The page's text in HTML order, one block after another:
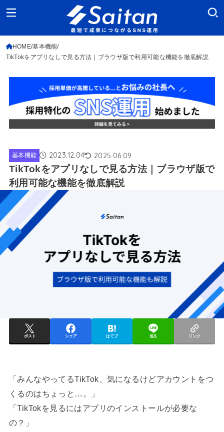
HOME 基本機能
TikTokをアプリなしで見る方法｜ブラウザ版で利用可能な機能を徹底解説
基本機能 2023.12.04 2025.06.09
TikTokをアプリなしで見る方法｜ブラウザ版で
利用可能な機能を徹底解説
ポスト シェア はてブ 送る リンク
「みんなやってるTikTok、気になるけどアカウントをつ
くるのはちょっと…。」
「TikTokを見るにはアプリのインストールが必要な
の？」